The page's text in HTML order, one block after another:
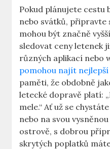
Pokud plánujete cestu
nebo svátků, připravte
mohou být značně
sledovat ceny letenek
různých aplikací nebo
pomohou najít nejlepší
paměti, že obdobně
letecké dopravě platí:
mele.“ Ať už se
nebo na svou
ostrově, s dobrou
skrytých poplatků